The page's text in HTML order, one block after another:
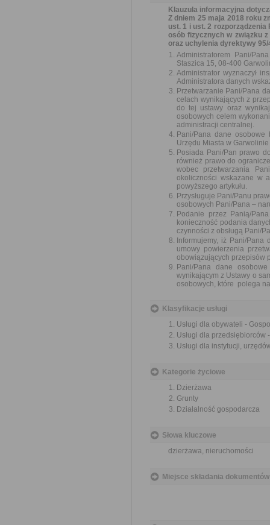
Klauzula informacyjna
Z dniem 25 maja 2018 roku
ust. 1 i ust. 2
osób fizycznych w związku
oraz uchylenia dyrektywy 95/
Administratorem Pani/
Staszica 15, 08-400
Administrator wyznaczył
Administratora danych
Przetwarzanie Pani/Pana
celach wynikających z
do tej ustawy oraz
osobowych celem
administracji centralnej.
Pani/Pana dane osobowe
Urzędu Miasta w Garwolinie
Posiada Pani/Pan prawo
również prawo do
wobec przetwarzania
okoliczności wskazane w
powyższego artykułu.
Przysługuje Pani/Panu
osobowych Pani/Pana –
Podanie przez Panią/
konieczność podania
czynności z obsługą Pani/
Informujemy, iż Pani/
umowy powierzenia
obowiązujących przepisów
Pani/Pana dane
wynikającym z Ustawy o
osobowych, które polega
Klasyfikacje usługi
Usługi dla obywateli -
Usługi dla
Usługi dla instytucji,
Kategorie życiowe
Dzierżawa
Grunty
Działalność gospodarcza
Słowa kluczowe
dzierżawa, nieruchomości
Miejsce składania dokumentów